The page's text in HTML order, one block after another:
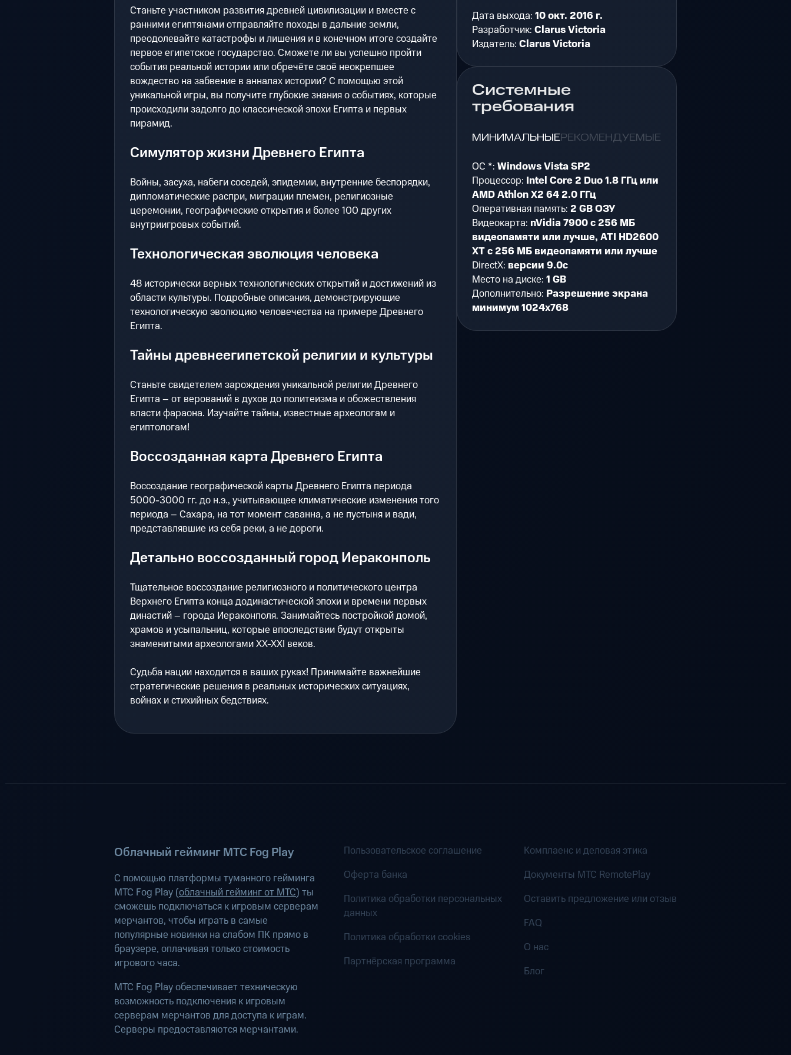
Станьте участником развития древней цивилизации и вместе с
ранними египтянами отправляйте походы в дальние земли,
преодолевайте катастрофы и лишения и в конечном итоге создайте
первое египетское государство. Сможете ли вы успешно пройти
события реальной истории или обречёте своё неокрепшее
вождество на забвение в анналах истории? С помощью этой
уникальной игры, вы получите глубокие знания о событиях, которые
происходили задолго до классической эпохи Египта и первых
пирамид.
Симулятор жизни Древнего Египта
Войны, засуха, набеги соседей, эпидемии, внутренние беспорядки,
дипломатические распри, миграции племен, религиозные
церемонии, географические открытия и более 100 других
внутриигровых событий.
Технологическая эволюция человека
48 исторически верных технологических открытий и достижений из
области культуры. Подробные описания, демонстрирующие
технологическую эволюцию человечества на примере Древнего
Египта.
Тайны древнеегипетской религии и культуры
Станьте свидетелем зарождения уникальной религии Древнего
Египта – от верований в духов до политеизма и обожествления
власти фараона. Изучайте тайны, известные археологам и
египтологам!
Воссозданная карта Древнего Египта
Воссоздание географической карты Древнего Египта периода
5000-3000 гг. до н.э., учитывающее климатические изменения того
периода – Сахара, на тот момент саванна, а не пустыня и вади,
представлявшие из себя реки, а не дороги.
Детально воссозданный город Иераконполь
Тщательное воссоздание религиозного и политического центра
Верхнего Египта конца додинастической эпохи и времени первых
династий – города Иераконполя. Занимайтесь постройкой домой,
храмов и усыпальниц, которые впоследствии будут открыты
знаменитыми археологами ХХ-ХХI веков.
Судьба нации находится в ваших руках! Принимайте важнейшие
стратегические решения в реальных исторических ситуациях,
войнах и стихийных бедствиях.
Дата выхода:10 окт. 2016 г.
Разработчик:Clarus Victoria
Издатель:Clarus Victoria
Системные
требования
МИНИМАЛЬНЫЕРЕКОМЕНДУЕМЫЕ
ОС *:Windows Vista SP2
Процессор: Intel Core 2 Duo 1.8 ГГц или
AMD Athlon X2 64 2.0 ГГц
Оперативная память:2 GB ОЗУ
Видеокарта: nVidia 7900 с 256 МБ
видеопамяти или лучше, ATI HD2600
XT с 256 МБ видеопамяти или лучше
DirectX: версии 9.0c
Место на диске:1 GB
Дополнительно: Разрешение экрана
минимум 1024х768
Облачный гейминг МТС Fog Play
С помощью платформы туманного гейминга
МТС Fog Play (облачный гейминг от МТС) ты
сможешь подключаться к игровым серверам
мерчантов, чтобы играть в самые
популярные новинки на слабом ПК прямо в
браузере, оплачивая только стоимость
игрового часа.
МТС Fog Play обеспечивает техническую
возможность подключения к игровым
серверам мерчантов для доступа к играм.
Серверы предоставляются мерчантами.
Пользовательское соглашение
Оферта банка
Политика обработки персональных
данных
Политика обработки cookies
Партнёрская программа
Комплаенс и деловая этика
Документы MTC RemotePlay
Оставить предложение или отзыв
FAQ
О нас
Блог